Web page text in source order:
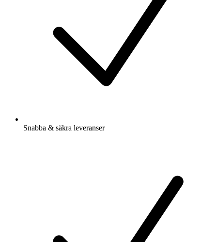
Snabba & säkra leveranser